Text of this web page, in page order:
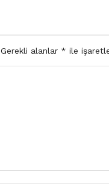
Gerekli alanlar * ile